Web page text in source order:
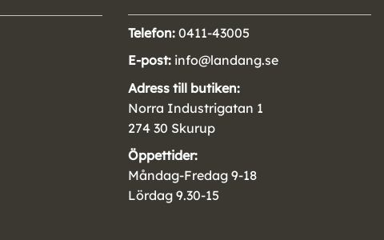
Telefon: 0411-43005
E-post: info@landang.se
Adress till butiken:
Norra Industrigatan 1
274 30 Skurup
Öppettider:
Måndag-Fredag 9-18
Lördag 9.30-15